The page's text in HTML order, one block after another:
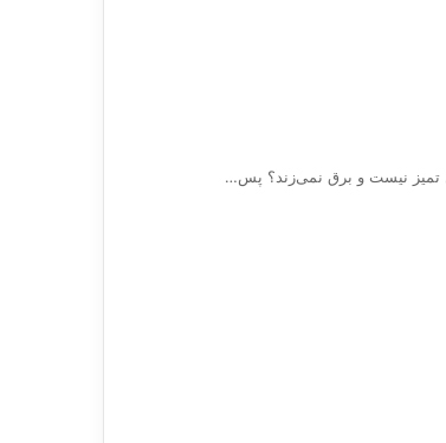
تمیز نیست و برق نمی‌زند؟ پس…